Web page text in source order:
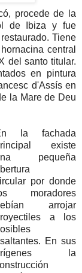
procede de la
de Ibiza y fue
Tiene
central
del santo titular.
en pintura
d'Assís en
la Mare de Deu
la fachada
existe
pequeña
por donde
moradores
arrojar
a los
En sus
la